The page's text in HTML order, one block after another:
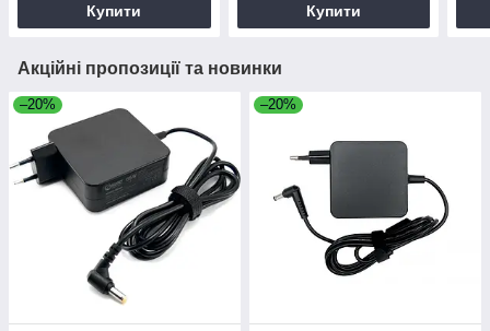
Купити Купити
Акційні пропозиції та новинки
–20% –20%